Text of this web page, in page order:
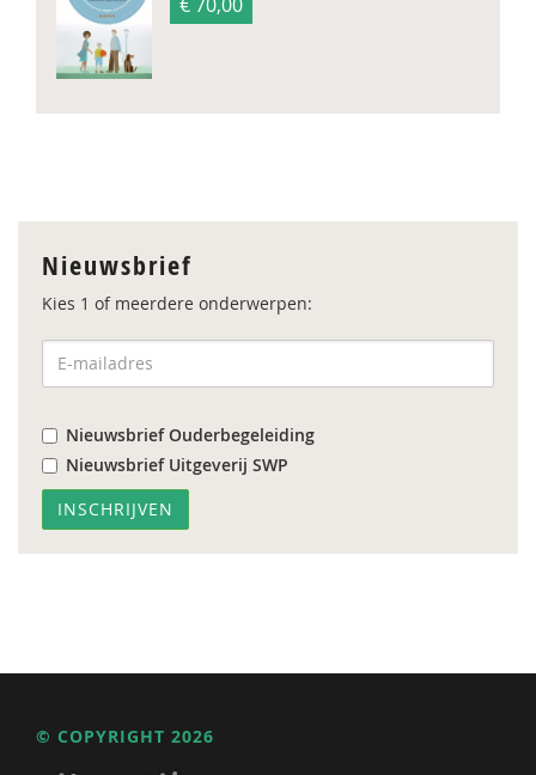
Nieuwsbrief
Kies 1 of meerdere onderwerpen:
Nieuwsbrief Ouderbegeleiding
Nieuwsbrief Uitgeverij SWP
© COPYRIGHT 2026